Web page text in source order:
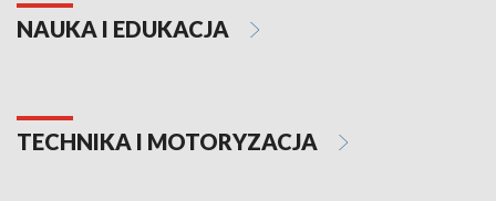
NAUKA I EDUKACJA
TECHNIKA I MOTORYZACJA